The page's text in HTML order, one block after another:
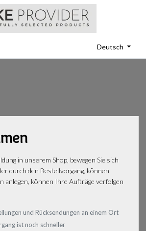
Deutsch
in unserem Shop, bewegen Sie sich
durch den Bestellvorgang, können
anlegen, können Ihre Aufträge verfolgen
und Rücksendungen an einem Ort
ist noch schneller